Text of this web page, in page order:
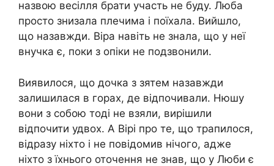
назвою весілля брати участь не буду. Люба
просто знизала плечима і поїхала. Вийшло,
що назавжди. Віра навіть не знала, що у неї
внучка є, поки з опіки не подзвонили.
Виявилося, що дочка з зятем назавжди
залишилася в горах, де відпочивали. Нюшу
вони з собою тоді не взяли, вирішили
відпочити удвох. А Вірі про те, що трапилося,
відразу ніхто і не повідомив нічого, адже
ніхто з їхнього оточення не знав, що у Люби є